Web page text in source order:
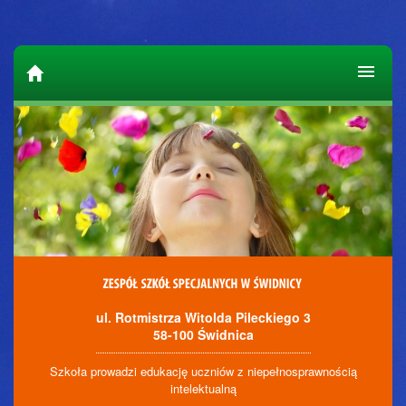
ul. Rotmistrza Witolda Pileckiego 3
58-100 Świdnica
Szkoła prowadzi edukację uczniów z niepełnosprawnością
intelektualną